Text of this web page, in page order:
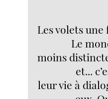
Les volets une
Le
moins
et...
leur vie à